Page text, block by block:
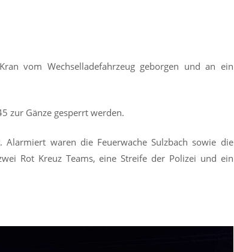
vom Wechselladefahrzeug geborgen und an ein
zur Gänze gesperrt werden.
waren die Feuerwache Sulzbach sowie die
Rot Kreuz Teams, eine Streife der Polizei und ein